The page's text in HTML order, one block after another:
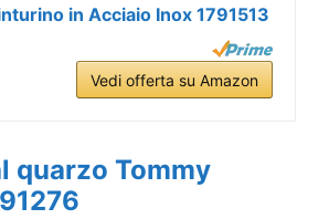
in Acciaio Inox 1791513
Vedi offerta su Amazon
quarzo Tommy